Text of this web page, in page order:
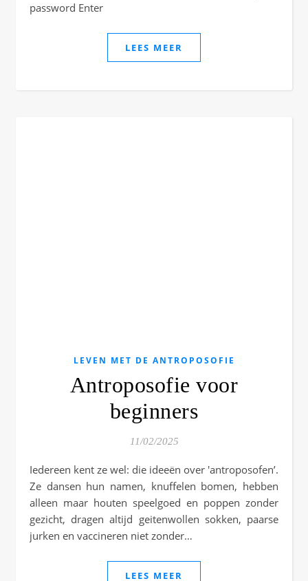
password Enter
LEES MEER
LEVEN MET DE ANTROPOSOFIE
Antroposofie voor
beginners
11/02/2025
Iedereen kent ze wel: die ideeën over 'antroposofen’.
Ze dansen hun namen, knuffelen bomen, hebben
alleen maar houten speelgoed en poppen zonder
gezicht, dragen altijd geitenwollen sokken, paarse
jurken en vaccineren niet zonder…
LEES MEER